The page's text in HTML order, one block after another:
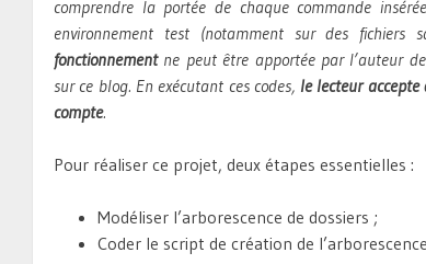
comprendre la portée de chaque commande
environnement test (notamment sur des fichiers
fonctionnementne peut être apportée par l’auteur
sur ce blog. En exécutant ces codes, le lecteur
compte.
Pour réaliser ce projet, deux étapes essentielles :
Modéliser l’arborescence de dossiers ;
Coder le script de création de